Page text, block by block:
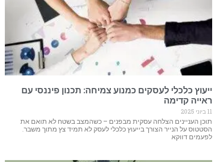
ייעוץ כלכלי לעסקים כמנוע צמיחה: תכנון פיננסי עם
ראייה קדימה
11 ביוני 2025
תוכן העניינים הצלחה עסקית מבפנים – כשהמצב בשטח לא תואם את
הסטטוס על הנייר הצורך בייעוץ כלכלי לעסק לא תמיד צץ מתוך משבר.
לפעמים דווקא